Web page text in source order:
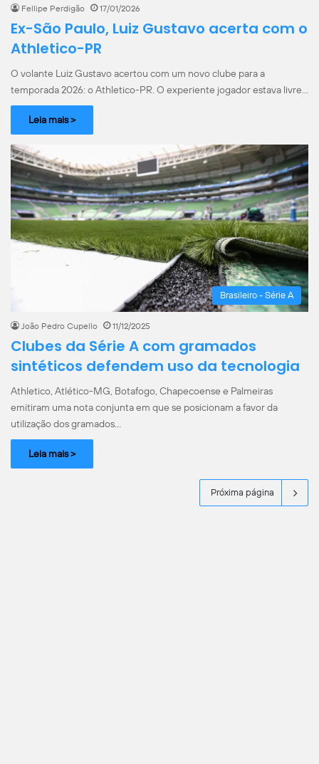
Fellipe Perdigão 17/01/2026
Ex-São Paulo, Luiz Gustavo acerta com o
Athletico-PR
O volante Luiz Gustavo acertou com um novo clube para a
temporada 2026: o Athletico-PR. O experiente jogador estava livre…
Leia mais >
Brasileiro - Série A
João Pedro Cupello 11/12/2025
Clubes da Série A com gramados
sintéticos defendem uso da tecnologia
Athletico, Atlético-MG, Botafogo, Chapecoense e Palmeiras
emitiram uma nota conjunta em que se posicionam a favor da
utilização dos gramados…
Leia mais >
Próxima página